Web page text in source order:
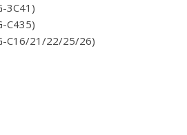
3C41)
C435)
C16/21/22/25/26)